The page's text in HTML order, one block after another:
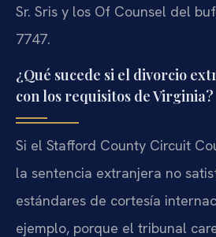
Sr. Sris y los Of Counsel del
7747.
¿Qué sucede si el divorcio
con los requisitos de Virginia?
Si el Stafford County Circuit
la sentencia extranjera no
estándares de cortesía
ejemplo, porque el tribunal